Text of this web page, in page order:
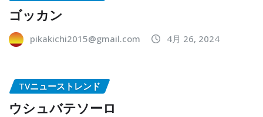
ゴッカン
pikakichi2015@gmail.com 4月 26, 2024
TVニューストレンド
ウシュバテソーロ